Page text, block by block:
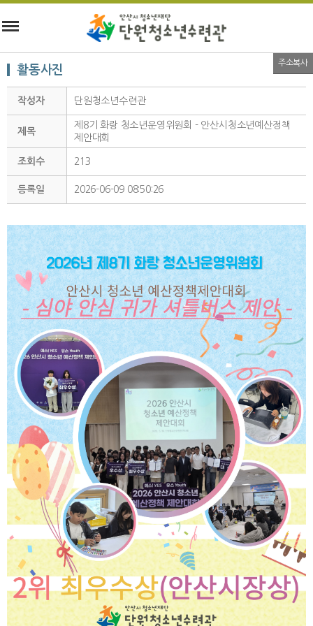
활동사진
주소복사
작성자 단원청소년수련관
제목
제8기 화랑 청소년운영위원회 - 안산시청소년예산정책
제안대회
조회수 213
등록일 2026-06-09 08:50:26